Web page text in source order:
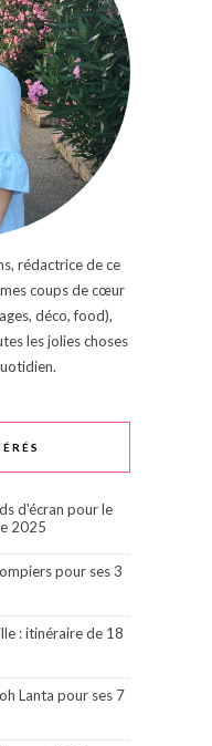
rédactrice de ce
coups de cœur
déco, food),
les jolies choses
d'écran pour le
2025
pour ses 3
: itinéraire de 18
Lanta pour ses 7